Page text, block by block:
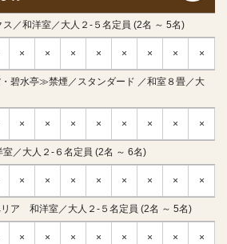
／和洋室／大人２-５名定員 (2名 ～ 5名)
× × × × × × × ×
碧水亭≫禁煙／スタンダード ／和室８畳／大
× × × × × × × ×
／大人２-６名定員 (2名 ～ 6名)
× × × × × × × ×
和洋室／大人２-５名定員 (2名 ～ 5名)
× × × × × × × ×